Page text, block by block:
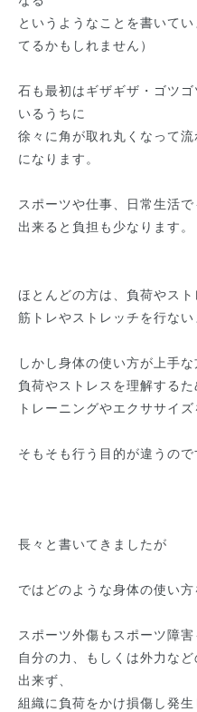
というようなことを書いて
てるかもしれません）
石も最初はギザギザ・ゴツ
いるうちに
徐々に角が取れ丸くなって
になります。
スポーツや仕事、日常生活
出来ると負担も少なります。
ほとんどの方は、負荷やスト
筋トレやストレッチを行ない
しかし身体の使い方が上手な
負荷やストレスを理解する
トレーニングやエクササイズ
そもそも行う目的が違うので
長々と書いてきましたが
ではどのような身体の使い
スポーツ外傷もスポーツ障害
自分の力、もしくは外力な
出来ず、
組織に負荷をかけ損傷し発生